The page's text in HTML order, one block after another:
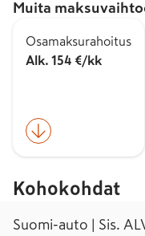
Muita
Osamaksurahoitus
Alk. 154 €/kk
Kohokohdat
Suomi-auto | Sis.